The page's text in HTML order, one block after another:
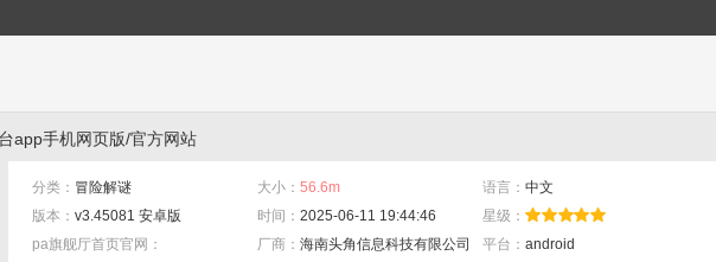
手机网页版/官方网站
分类： 冒险解谜 大小： 56.6m 语言： 中文
版本： v3.45081 安卓版 时间： 2025-06-11 19:44:46
星级：
pa旗舰厅首页官网：
厂商： 海南头角信息科技有限公司 平台： android